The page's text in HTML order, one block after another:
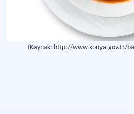
Türkiye'nin güneydoğusunda, özellikle
(Kaynak: http://www.konya.gov.tr/